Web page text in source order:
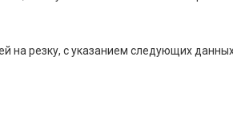
на резку, с указанием следующих